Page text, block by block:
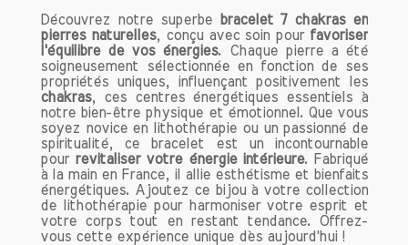
multiples bienfaits sur le corps et
l'esprit. Voici un aperçu des propriétés
les plus notables de cette pierre.
1. Soulagement des Problèmes de Peau
L'aventurine est souvent utilisée pour
traiter divers problèmes de peau, tels
que l'eczéma et les irritations cutanées.
En appliquant une pierre d'aventurine
sur les zones affectées ou en portant
des bijoux en aventurine, vous pourrez
constater une amélioration significative
Découvrez notre superbe
bracelet 7 chakras en
pierres naturelles, conçu avec soin pour favoriser
l'équilibre de vos énergies. Chaque pierre a été
soigneusement sélectionnée en fonction de ses
propriétés uniques, influençant positivement les
chakras, ces centres énergétiques essentiels à
notre bien-être physique et émotionnel. Que vous
soyez novice en lithothérapie ou un passionné de
spiritualité, ce bracelet est un incontournable
pour revitaliser votre énergie intérieure. Fabriqué
à la main en France, il allie esthétisme et bienfaits
énergétiques. Ajoutez ce bijou à votre collection
de lithothérapie pour harmoniser votre esprit et
votre corps tout en restant tendance. Offrez-
vous cette expérience unique dès aujourd'hui !